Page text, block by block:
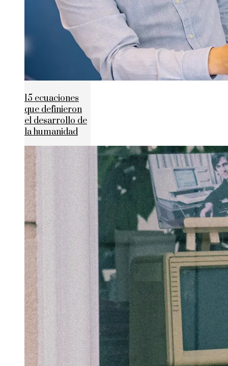
15 ecuaciones
que definieron
el desarrollo de
la humanidad